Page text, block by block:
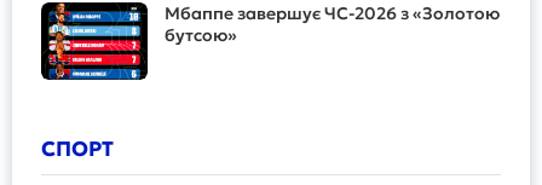
Мбаппе завершує ЧС-2026 з «Золотою
бутсою»
СПОРТ